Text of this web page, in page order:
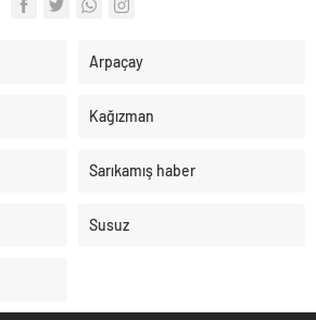
Arpaçay
Kağızman
Sarıkamış haber
Susuz